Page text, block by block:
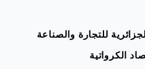
للتجارة والصناعة
الكرواتية